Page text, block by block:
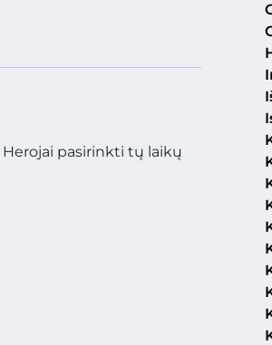
pasirinkti tų laikų